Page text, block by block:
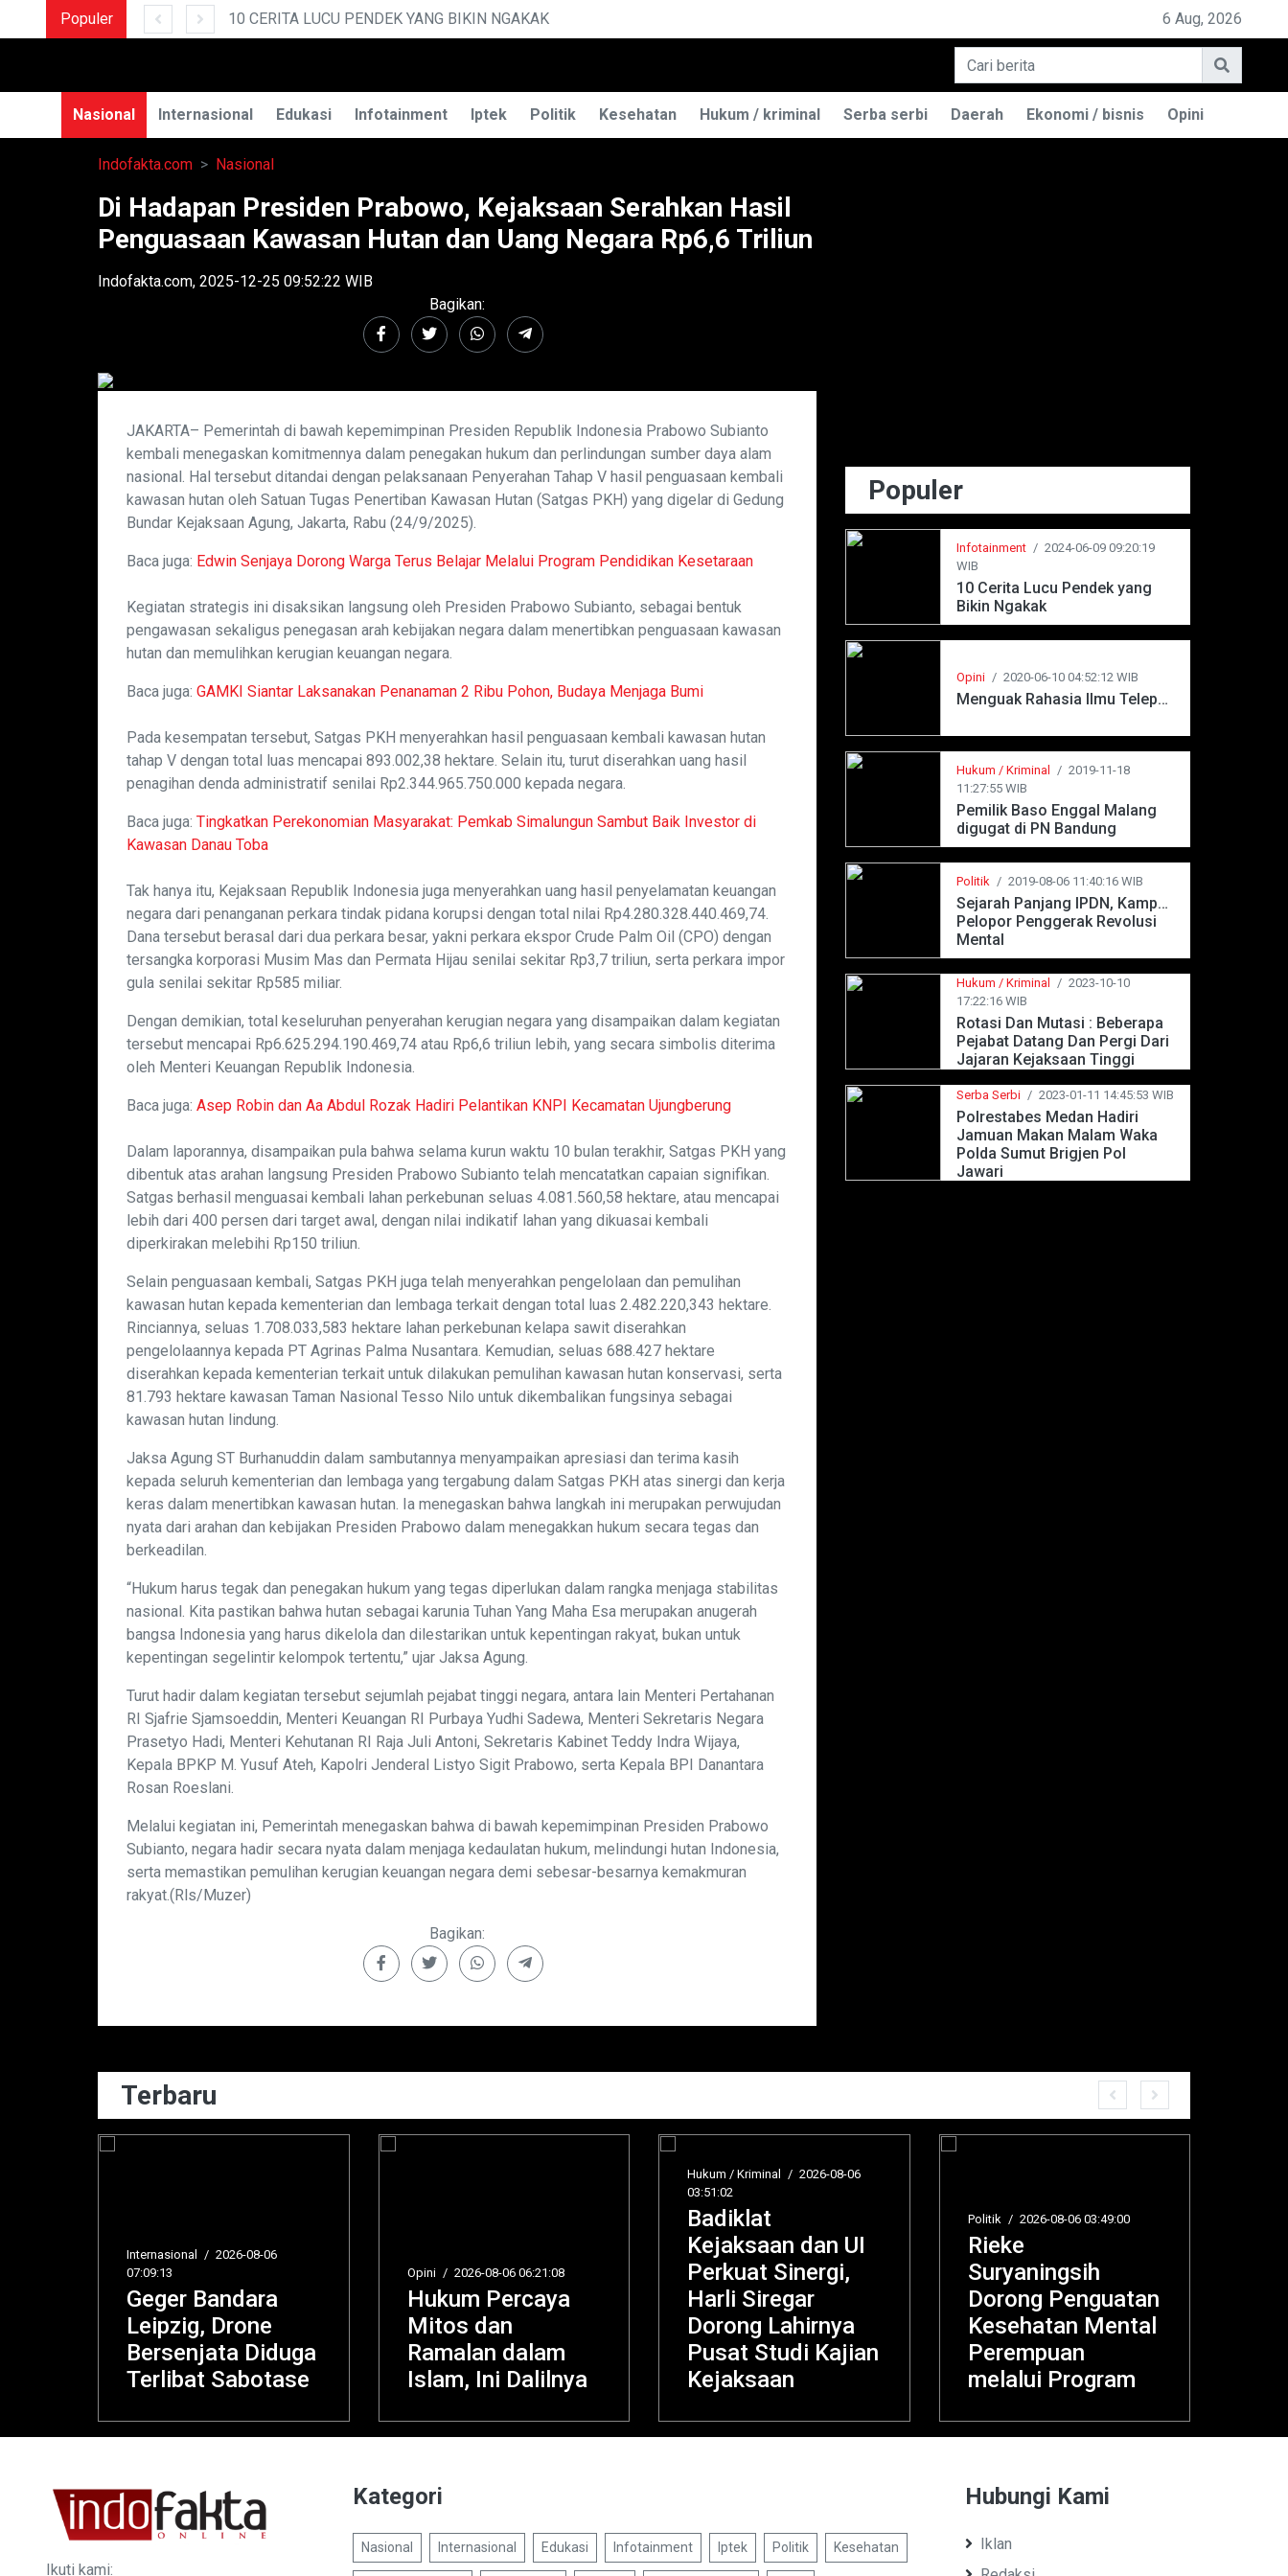
Populer 10 CERITA LUCU PENDEK YANG BIKIN NGAKAK 6 Aug, 2026
Nasional Internasional Edukasi Infotainment Iptek Politik Kesehatan Hukum / kriminal Serba serbi Daerah Ekonomi / bisnis Opini
Indofakta.com Nasional
Di Hadapan Presiden Prabowo, Kejaksaan Serahkan Hasil
Penguasaan Kawasan Hutan dan Uang Negara Rp6,6 Triliun
Indofakta.com, 2025-12-25 09:52:22 WIB
Bagikan:
JAKARTA– Pemerintah di bawah kepemimpinan Presiden Republik Indonesia Prabowo Subianto
kembali menegaskan komitmennya dalam penegakan hukum dan perlindungan sumber daya alam
nasional. Hal tersebut ditandai dengan pelaksanaan Penyerahan Tahap V hasil penguasaan kembali
kawasan hutan oleh Satuan Tugas Penertiban Kawasan Hutan (Satgas PKH) yang digelar di Gedung
Bundar Kejaksaan Agung, Jakarta, Rabu (24/9/2025).
Baca juga: Edwin Senjaya Dorong Warga Terus Belajar Melalui Program Pendidikan Kesetaraan
Kegiatan strategis ini disaksikan langsung oleh Presiden Prabowo Subianto, sebagai bentuk
pengawasan sekaligus penegasan arah kebijakan negara dalam menertibkan penguasaan kawasan
hutan dan memulihkan kerugian keuangan negara.
Baca juga: GAMKI Siantar Laksanakan Penanaman 2 Ribu Pohon, Budaya Menjaga Bumi
Pada kesempatan tersebut, Satgas PKH menyerahkan hasil penguasaan kembali kawasan hutan
tahap V dengan total luas mencapai 893.002,38 hektare. Selain itu, turut diserahkan uang hasil
penagihan denda administratif senilai Rp2.344.965.750.000 kepada negara.
Baca juga: Tingkatkan Perekonomian Masyarakat: Pemkab Simalungun Sambut Baik Investor di
Kawasan Danau Toba
Tak hanya itu, Kejaksaan Republik Indonesia juga menyerahkan uang hasil penyelamatan keuangan
negara dari penanganan perkara tindak pidana korupsi dengan total nilai Rp4.280.328.440.469,74.
Dana tersebut berasal dari dua perkara besar, yakni perkara ekspor Crude Palm Oil (CPO) dengan
tersangka korporasi Musim Mas dan Permata Hijau senilai sekitar Rp3,7 triliun, serta perkara impor
gula senilai sekitar Rp585 miliar.
Dengan demikian, total keseluruhan penyerahan kerugian negara yang disampaikan dalam kegiatan
tersebut mencapai Rp6.625.294.190.469,74 atau Rp6,6 triliun lebih, yang secara simbolis diterima
oleh Menteri Keuangan Republik Indonesia.
Baca juga: Asep Robin dan Aa Abdul Rozak Hadiri Pelantikan KNPI Kecamatan Ujungberung
Dalam laporannya, disampaikan pula bahwa selama kurun waktu 10 bulan terakhir, Satgas PKH yang
dibentuk atas arahan langsung Presiden Prabowo Subianto telah mencatatkan capaian signifikan.
Satgas berhasil menguasai kembali lahan perkebunan seluas 4.081.560,58 hektare, atau mencapai
lebih dari 400 persen dari target awal, dengan nilai indikatif lahan yang dikuasai kembali
diperkirakan melebihi Rp150 triliun.
Selain penguasaan kembali, Satgas PKH juga telah menyerahkan pengelolaan dan pemulihan
kawasan hutan kepada kementerian dan lembaga terkait dengan total luas 2.482.220,343 hektare.
Rinciannya, seluas 1.708.033,583 hektare lahan perkebunan kelapa sawit diserahkan
pengelolaannya kepada PT Agrinas Palma Nusantara. Kemudian, seluas 688.427 hektare
diserahkan kepada kementerian terkait untuk dilakukan pemulihan kawasan hutan konservasi, serta
81.793 hektare kawasan Taman Nasional Tesso Nilo untuk dikembalikan fungsinya sebagai
kawasan hutan lindung.
Jaksa Agung ST Burhanuddin dalam sambutannya menyampaikan apresiasi dan terima kasih
kepada seluruh kementerian dan lembaga yang tergabung dalam Satgas PKH atas sinergi dan kerja
keras dalam menertibkan kawasan hutan. Ia menegaskan bahwa langkah ini merupakan perwujudan
nyata dari arahan dan kebijakan Presiden Prabowo dalam menegakkan hukum secara tegas dan
berkeadilan.
“Hukum harus tegak dan penegakan hukum yang tegas diperlukan dalam rangka menjaga stabilitas
nasional. Kita pastikan bahwa hutan sebagai karunia Tuhan Yang Maha Esa merupakan anugerah
bangsa Indonesia yang harus dikelola dan dilestarikan untuk kepentingan rakyat, bukan untuk
kepentingan segelintir kelompok tertentu,” ujar Jaksa Agung.
Turut hadir dalam kegiatan tersebut sejumlah pejabat tinggi negara, antara lain Menteri Pertahanan
RI Sjafrie Sjamsoeddin, Menteri Keuangan RI Purbaya Yudhi Sadewa, Menteri Sekretaris Negara
Prasetyo Hadi, Menteri Kehutanan RI Raja Juli Antoni, Sekretaris Kabinet Teddy Indra Wijaya,
Kepala BPKP M. Yusuf Ateh, Kapolri Jenderal Listyo Sigit Prabowo, serta Kepala BPI Danantara
Rosan Roeslani.
Melalui kegiatan ini, Pemerintah menegaskan bahwa di bawah kepemimpinan Presiden Prabowo
Subianto, negara hadir secara nyata dalam menjaga kedaulatan hukum, melindungi hutan Indonesia,
serta memastikan pemulihan kerugian keuangan negara demi sebesar-besarnya kemakmuran
rakyat.(Rls/Muzer)
Bagikan:
Populer
Infotainment / 2024-06-09 09:20:19
WIB
10 Cerita Lucu Pendek yang
Bikin Ngakak
Opini / 2020-06-10 04:52:12 WIB
Menguak Rahasia Ilmu Telepati
Hukum / Kriminal / 2019-11-18
11:27:55 WIB
Pemilik Baso Enggal Malang
digugat di PN Bandung
Politik / 2019-08-06 11:40:16 WIB
Sejarah Panjang IPDN, Kampus
Pelopor Penggerak Revolusi
Mental
Hukum / Kriminal / 2023-10-10
17:22:16 WIB
Rotasi Dan Mutasi : Beberapa
Pejabat Datang Dan Pergi Dari
Jajaran Kejaksaan Tinggi
Serba Serbi / 2023-01-11 14:45:53 WIB
Polrestabes Medan Hadiri
Jamuan Makan Malam Waka
Polda Sumut Brigjen Pol
Jawari
Terbaru
2026-08-06
Geger Bandara
Leipzig, Drone
Bersenjata Diduga
Terlibat Sabotase
2026-08-06 06:21:08
Hukum Percaya
Ramalan dalam
Islam, Ini Dalilnya
/ 2026-08-06
Kejaksaan dan UI
Perkuat Sinergi,
Harli Siregar
Dorong Lahirnya
Pusat Studi Kajian
Kejaksaan
2026-08-06 03:49:00
Suryaningsih
Dorong Penguatan
Kesehatan Mental
Perempuan
melalui Program
Audiensi Ke
Kapolres dan
Ikuti kami:
Kategori
Nasional Internasional Edukasi Infotainment Iptek Politik Kesehatan
Hubungi Kami
Iklan